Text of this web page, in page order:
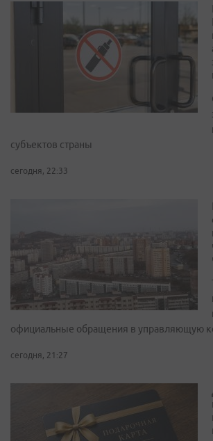
субъектов страны
сегодня, 22:33
официальные обращения в управляющую
сегодня, 21:27